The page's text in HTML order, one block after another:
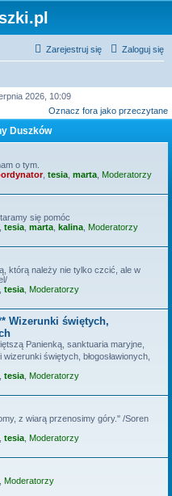
Zaloguj się
Zarejestruj się
2026, 10:09
Oznacz fora jako przeczytane
Duszków
o tym.
, tesia marta Moderatorzy
się pomóc
tesia marta kalina Moderatorzy
którą należy nie tylko czcić, ale w
tesia Moderatorzy
Wizerunki świętych,
Panienką, sanktuaria maryjne,
wizerunki świętych, błogosławionych,
tesia Moderatorzy
z wiarą przenosimy góry." /Soren
tesia Moderatorzy
Moderatorzy